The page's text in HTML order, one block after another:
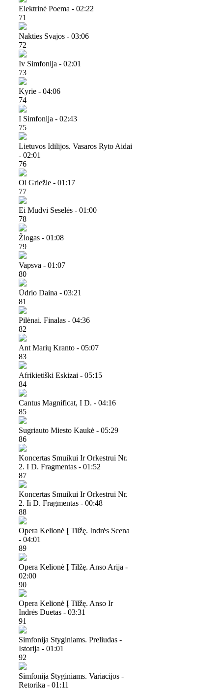
Elektrinė Poema - 02:22
71
Nakties Svajos - 03:06
72
Iv Simfonija - 02:01
73
Kyrie - 04:06
74
I Simfonija - 02:43
75
Lietuvos Idilijos. Vasaros Ryto Aidai
- 02:01
76
Oi Griežle - 01:17
77
Ei Mudvi Seselės - 01:00
78
Žiogas - 01:08
79
Vapsva - 01:07
80
Ūdrio Daina - 03:21
81
Pilėnai. Finalas - 04:36
82
Ant Marių Kranto - 05:07
83
Afrikietiški Eskizai - 05:15
84
Cantus Magnificat, I D. - 04:16
85
Sugriauto Miesto Kaukė - 05:29
86
Koncertas Smuikui Ir Orkestrui Nr.
2. I D. Fragmentas - 01:52
87
Koncertas Smuikui Ir Orkestrui Nr.
2. Ii D. Fragmentas - 00:48
88
Opera Kelionė Į Tilžę. Indrės Scena
- 04:01
89
Opera Kelionė Į Tilžę. Anso Arija -
02:00
90
Opera Kelionė Į Tilžę. Anso Ir
Indrės Duetas - 03:31
91
Simfonija Styginiams. Preliudas -
Istorija - 01:01
92
Simfonija Styginiams. Variacijos -
Retorika - 01:11